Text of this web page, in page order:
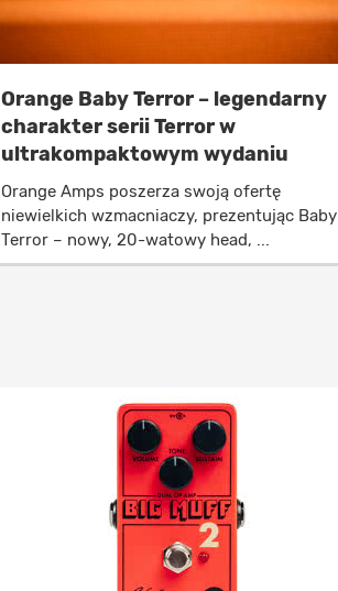
Orange Baby Terror – legendarny
charakter serii Terror w
ultrakompaktowym wydaniu
Orange Amps poszerza swoją ofertę
niewielkich wzmacniaczy, prezentując Baby
Terror – nowy, 20-watowy head, ...